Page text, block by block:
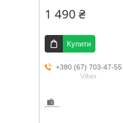
1 490 ₴
Купити
+380 (67) 703-47-55
Viber